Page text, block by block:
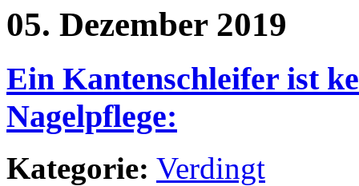
05. Dezember 2019
Ein Kantenschleifer ist
Nagelpflege:
Kategorie: Verdingt